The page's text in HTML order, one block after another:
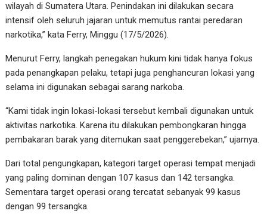
wilayah di Sumatera Utara. Penindakan ini dilakukan secara
intensif oleh seluruh jajaran untuk memutus rantai peredaran
narkotika,” kata Ferry, Minggu (17/5/2026).
Menurut Ferry, langkah penegakan hukum kini tidak hanya fokus
pada penangkapan pelaku, tetapi juga penghancuran lokasi yang
selama ini digunakan sebagai sarang narkoba.
“Kami tidak ingin lokasi-lokasi tersebut kembali digunakan untuk
aktivitas narkotika. Karena itu dilakukan pembongkaran hingga
pembakaran barak yang ditemukan saat penggerebekan,” ujarnya.
Dari total pengungkapan, kategori target operasi tempat menjadi
yang paling dominan dengan 107 kasus dan 142 tersangka.
Sementara target operasi orang tercatat sebanyak 99 kasus
dengan 99 tersangka.